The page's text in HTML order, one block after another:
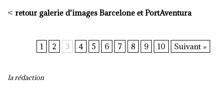
< retour galerie d'images Barcelone et PortAventura
1 2 3 4 5 6 7 8 9 10 Suivant »
la rédaction